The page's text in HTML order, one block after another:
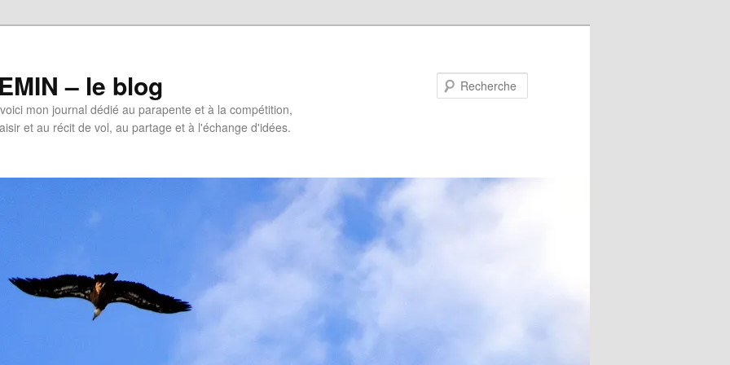
– le blog
mon journal dédié au parapente et à la compétition,
et au récit de vol, au partage et à l'échange d'idées.